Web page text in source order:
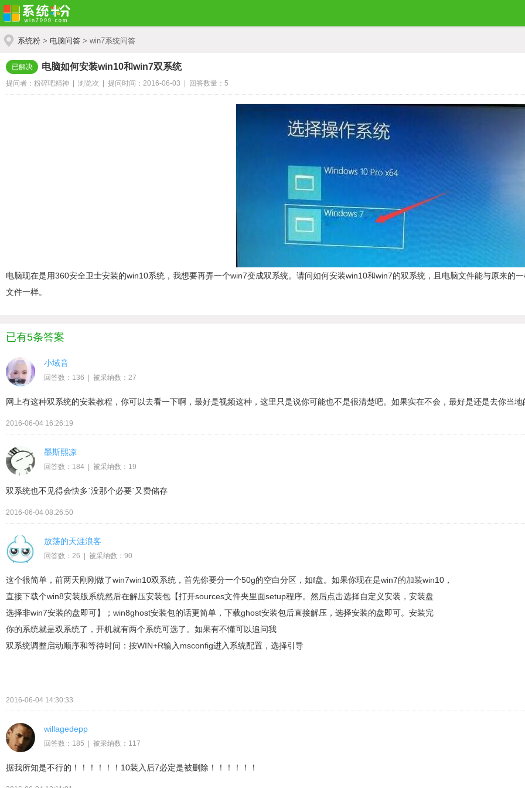
系统粉 > 电脑问答 > win7系统问答
已解决 电脑如何安装win10和win7双系统
提问者：粉碎吧精神 | 浏览次 | 提问时间：2016-06-03 | 回答数量：5
电脑现在是用360安全卫士安装的win10系统，我想要再弄一个win7变成双系统。请问如何安装win10和win7的双系统，且电脑文件能与原来的
文件一样。
已有5条答案
小域音
回答数：136 | 被采纳数：27
网上有这种双系统的安装教程，你可以去看一下啊，最好是视频这种，这里只是说你可能也不是很清楚吧。如果实在不会，最好是还是去你当
2016-06-04 16:26:19
墨斯熙凉
回答数：184 | 被采纳数：19
双系统也不见得会快多`没那个必要`又费储存
2016-06-04 08:26:50
放荡的天涯浪客
回答数：26 | 被采纳数：90
这个很简单，前两天刚刚做了win7win10双系统，首先你要分一个50g的空白分区，如f盘。如果你现在是win7的加装win10，
直接下载个win8安装版系统然后在解压安装包【打开sources文件夹里面setup程序。然后点击选择自定义安装，安装盘
选择非win7安装的盘即可】；win8ghost安装包的话更简单，下载ghost安装包后直接解压，选择安装的盘即可。安装完
你的系统就是双系统了，开机就有两个系统可选了。如果有不懂可以追问我
双系统调整启动顺序和等待时间：按WIN+R输入msconfig进入系统配置，选择引导
2016-06-04 14:30:33
willagedepp
回答数：185 | 被采纳数：117
据我所知是不行的！！！！！！10装入后7必定是被删除！！！！！！